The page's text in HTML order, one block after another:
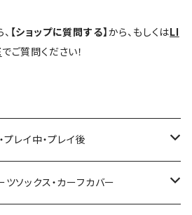
【ショップに質問する】 から、もしくはLI
でご質問ください！
レイ中・プレイ後
ソックス・カーフカバー